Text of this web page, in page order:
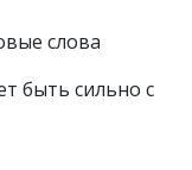
слова
быть сильно с